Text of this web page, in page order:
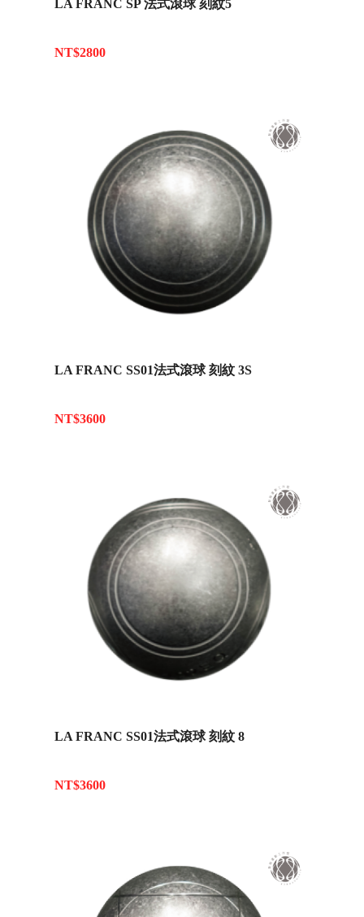
LA FRANC SP 法式滾球 刻紋5
NT$2800
LA FRANC SS01法式滾球 刻紋 3S
NT$3600
LA FRANC SS01法式滾球 刻紋 8
NT$3600